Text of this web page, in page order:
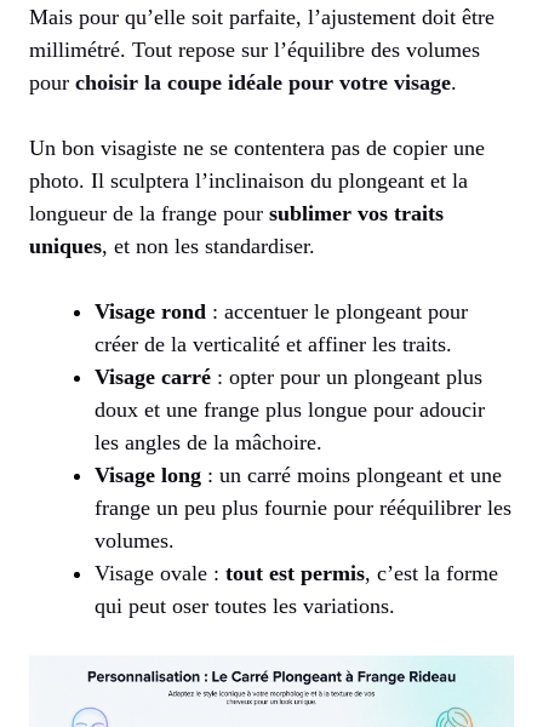
Mais pour qu’elle soit parfaite, l’ajustement doit être
millimétré. Tout repose sur l’équilibre des volumes
pour choisir la coupe idéale pour votre visage.
Un bon visagiste ne se contentera pas de copier une
photo. Il sculptera l’inclinaison du plongeant et la
longueur de la frange pour sublimer vos traits
uniques, et non les standardiser.
Visage rond : accentuer le plongeant pour
créer de la verticalité et affiner les traits.
Visage carré : opter pour un plongeant plus
doux et une frange plus longue pour adoucir
les angles de la mâchoire.
Visage long : un carré moins plongeant et une
frange un peu plus fournie pour rééquilibrer les
volumes.
Visage ovale : tout est permis, c’est la forme
qui peut oser toutes les variations.